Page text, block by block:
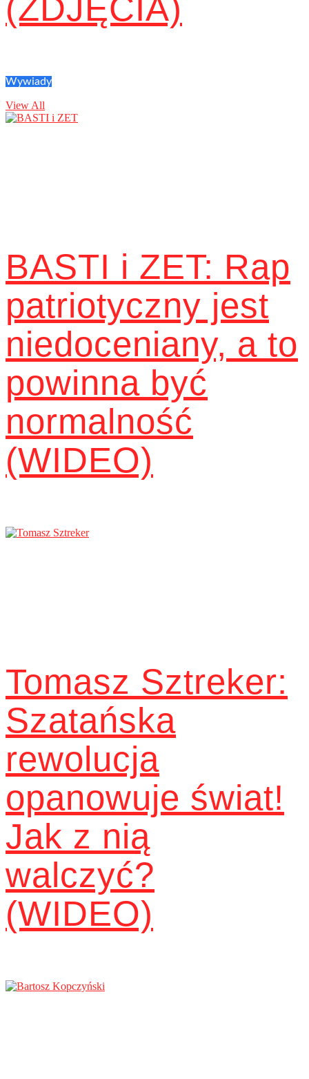
(ZDJĘCIA)
Wywiady
View All
BASTI i ZET: Rap
patriotyczny jest
niedoceniany, a to
powinna być
normalność
(WIDEO)
Tomasz Sztreker:
Szatańska
rewolucja
opanowuje świat!
Jak z nią
walczyć?
(WIDEO)